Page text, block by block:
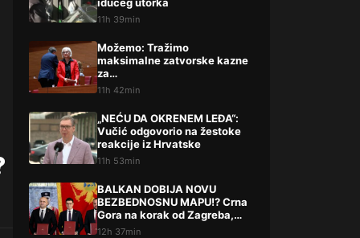
11h 39min
Možemo: Tražimo
maksimalne zatvorske kazne
za…
11h 42min
„NEĆU DA OKRENEM LEĐA“:
Vučić odgovorio na žestoke
reakcije iz Hrvatske
11h 53min
BALKAN DOBIJA NOVU
BEZBEDNOSNU MAPU!? Crna
Gora na korak od Zagreba,
Tirane i Prištine – detalji koji
12h 37min